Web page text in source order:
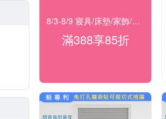
8/3-8/9 寢具/床墊/家飾/開運 滿388享85折
滿388享85折